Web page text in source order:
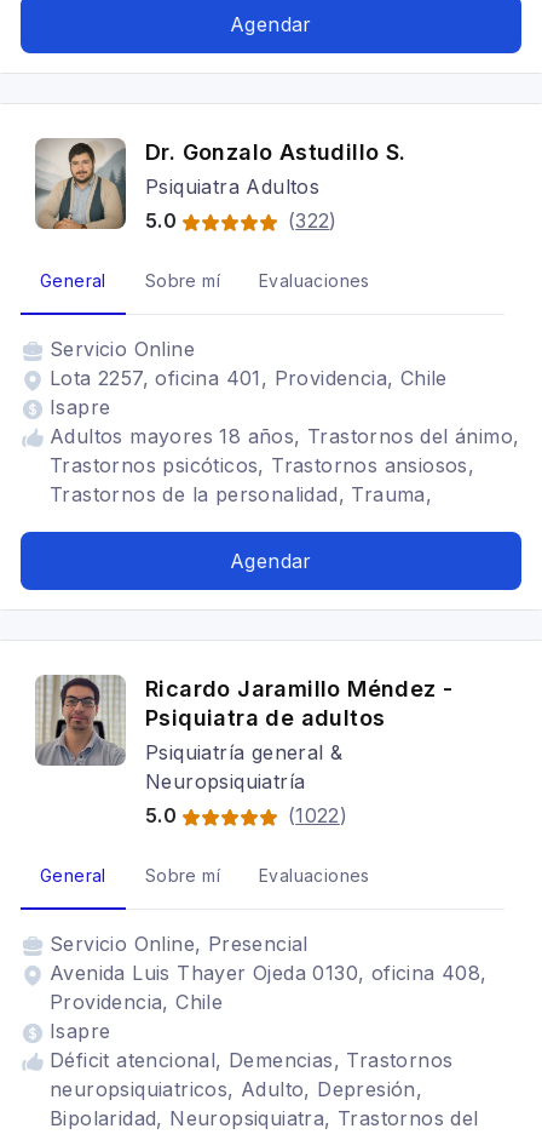
Trastorno obsesivo compulsivo, Trastornos del
Género diverso, Desarrollo de personalidad,
Fobias, Crisis de pánico
Agendar
Dr. Gonzalo Astudillo S.
Psiquiatra Adultos
5.0
(322)
General Sobre mí Evaluaciones
Servicio Online
Lota 2257, oficina 401, Providencia, Chile
Isapre
Adultos mayores 18 años, Trastornos del ánimo,
Trastornos psicóticos, Trastornos ansiosos,
Trastornos de la personalidad, Trauma,
Agendar
Ricardo Jaramillo Méndez -
Psiquiatra de adultos
Psiquiatría general &
Neuropsiquiatría
5.0
(1022)
General Sobre mí Evaluaciones
Servicio Online, Presencial
Avenida Luis Thayer Ojeda 0130, oficina 408,
Providencia, Chile
Isapre
Déficit atencional, Demencias, Trastornos
neuropsiquiatricos, Adulto, Depresión,
Bipolaridad, Neuropsiquiatra, Trastornos del